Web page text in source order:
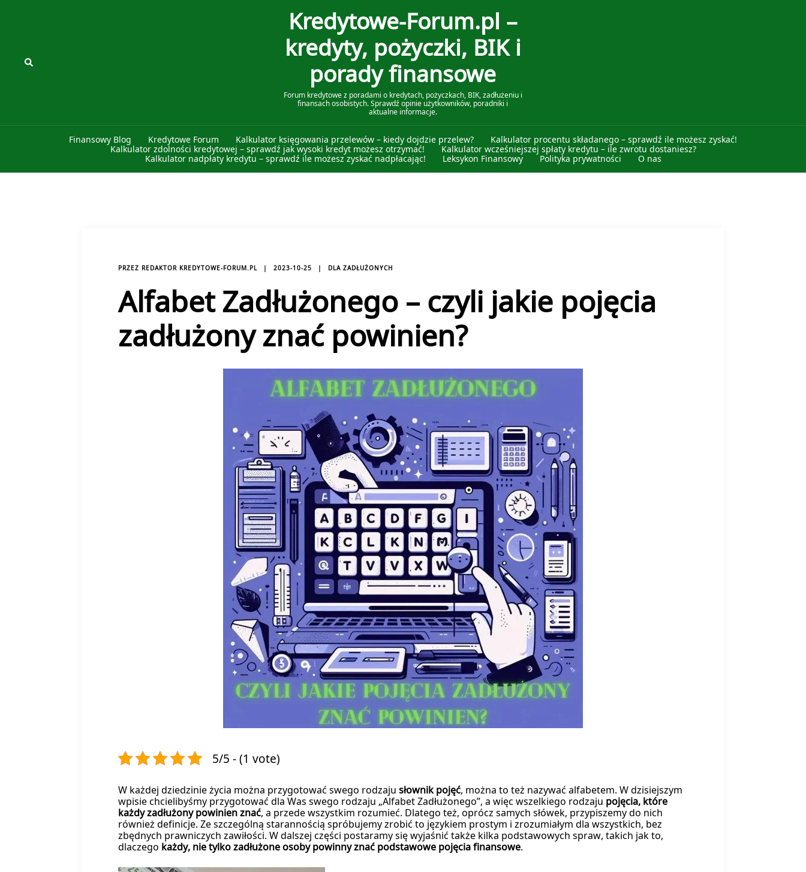
Szukaj
Kredytowe-Forum.pl –
kredyty, pożyczki, BIK i
porady finansowe
Forum kredytowe z poradami o kredytach, pożyczkach, BIK, zadłużeniu i
finansach osobistych. Sprawdź opinie użytkowników, poradniki i
aktualne informacje.
Finansowy Blog Kredytowe Forum Kalkulator księgowania przelewów – kiedy dojdzie przelew?
Kalkulator procentu składanego – sprawdź ile możesz zyskać!
Kalkulator zdolności kredytowej – sprawdź jak wysoki kredyt możesz otrzymać!
Kalkulator wcześniejszej spłaty kredytu – ile zwrotu dostaniesz?
Kalkulator nadpłaty kredytu – sprawdź ile możesz zyskać nadpłacając!
Leksykon Finansowy Polityka prywatności O nas
PRZEZ REDAKTOR KREDYTOWE-FORUM.PL 2023-10-25 DLA ZADŁUŻONYCH
Alfabet Zadłużonego – czyli jakie pojęcia
zadłużony znać powinien?
5/5 - (1 vote)
W każdej dziedzinie życia można przygotować swego rodzaju słownik pojęć, można to też nazywać alfabetem. W dzisiejszym
wpisie chcielibyśmy przygotować dla Was swego rodzaju „Alfabet Zadłużonego”, a więc wszelkiego rodzaju pojęcia, które
każdy zadłużony powinien znać, a przede wszystkim rozumieć. Dlatego też, oprócz samych słówek, przypiszemy do nich
również definicje. Ze szczególną starannością spróbujemy zrobić to językiem prostym i zrozumiałym dla wszystkich, bez
zbędnych prawniczych zawiłości. W dalszej części postaramy się wyjaśnić także kilka podstawowych spraw, takich jak to,
dlaczego każdy, nie tylko zadłużone osoby powinny znać podstawowe pojęcia finansowe.